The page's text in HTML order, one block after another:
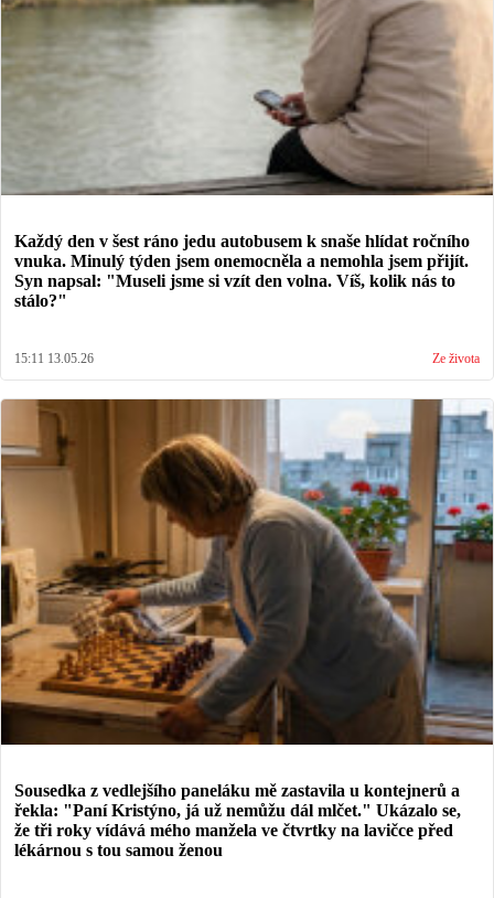
Každý den v šest ráno jedu autobusem k snaše hlídat ročního
vnuka. Minulý týden jsem onemocněla a nemohla jsem přijít.
Syn napsal: "Museli jsme si vzít den volna. Víš, kolik nás to
stálo?"
15:11 13.05.26 Ze života
Sousedka z vedlejšího paneláku mě zastavila u kontejnerů a
řekla: "Paní Kristýno, já už nemůžu dál mlčet." Ukázalo se,
že tři roky vídává mého manžela ve čtvrtky na lavičce před
lékárnou s tou samou ženou